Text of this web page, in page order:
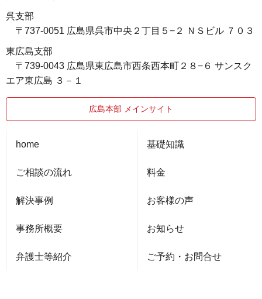
呉支部
〒737-0051 広島県呉市中央２丁目５−２ ＮＳビル ７０３
東広島支部
〒739-0043 広島県東広島市西条西本町２８−６ サンスク
エア東広島 ３－１
広島本部 メインサイト
home
ご相談の流れ
解決事例
事務所概要
弁護士等紹介
基礎知識
料金
お客様の声
お知らせ
ご予約・お問合せ